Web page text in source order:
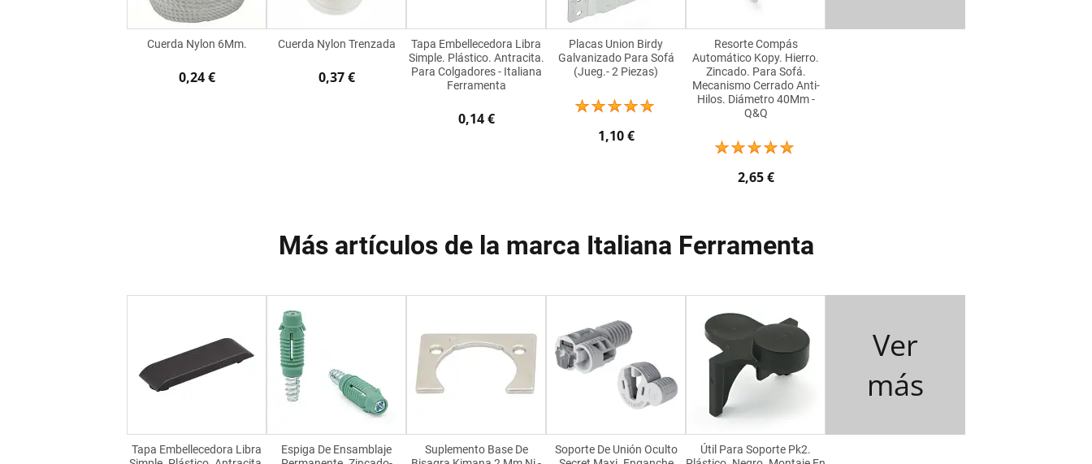
Cuerda Nylon 6Mm.
0,24 €
Cuerda Nylon Trenzada
0,37 €
Tapa Embellecedora Libra
Simple. Plástico. Antracita.
Para Colgadores - Italiana
Ferramenta
0,14 €
Placas Union Birdy
Galvanizado Para Sofá
(Jueg.- 2 Piezas)
1,10 €
Resorte Compás
Automático Kopy. Hierro.
Zincado. Para Sofá.
Mecanismo Cerrado Anti-
Hilos. Diámetro 40Mm -
Q&Q
2,65 €
Más artículos de la marca Italiana Ferramenta
Tapa Embellecedora Libra
Espiga De Ensamblaje
Suplemento Base De
Soporte De Unión Oculto
Útil Para Soporte Pk2.
Ver
más